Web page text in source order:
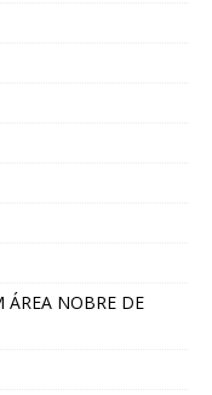
ÁREA NOBRE DE